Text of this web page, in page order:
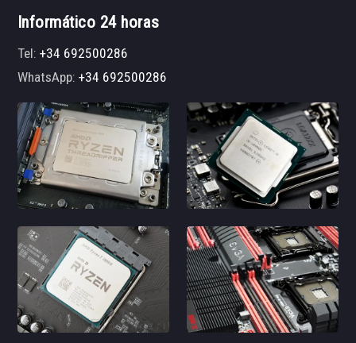
Informático 24 horas
Tel:+34 692500286
WhatsApp:+34 692500286